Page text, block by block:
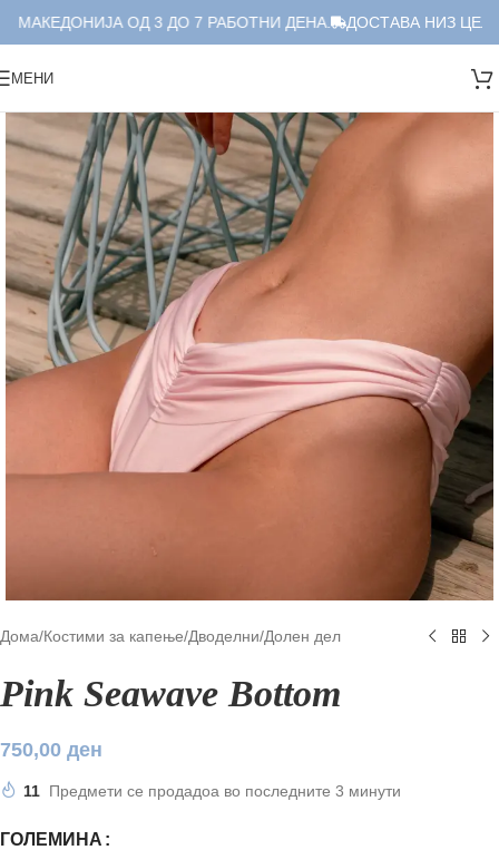
МАКЕДОНИЈА ОД 3 ДО 7 РАБОТНИ ДЕНА. ДОСТАВА НИЗ ЦЕЛА
МЕНИ
Дома/Костими за капење/Дводелни/Долен дел
Pink Seawave Bottom
750,00 ден
11 Предмети се продадоа во последните 3 минути
ГОЛЕМИНА